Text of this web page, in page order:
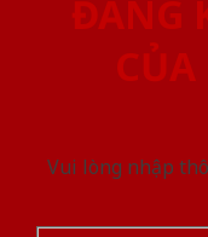
ĐĂNG
Vui lòng nhập